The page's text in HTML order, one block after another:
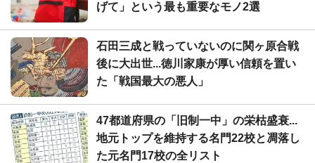
げて」という最も重要なモノ2選
石田三成と戦っていないのに関ヶ原合戦
後に大出世...徳川家康が厚い信頼を置い
た「戦国最大の悪人」
47都道府県の「旧制一中」の栄枯盛衰...
地元トップを維持する名門22校と凋落し
た元名門17校の全リスト